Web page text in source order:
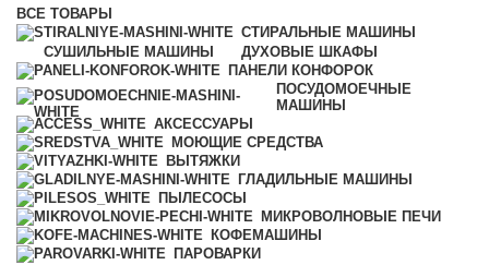
ВСЕ ТОВАРЫ
СТИРАЛЬНЫЕ МАШИНЫ
СУШИЛЬНЫЕ МАШИНЫ
ДУХОВЫЕ ШКАФЫ
ПАНЕЛИ КОНФОРОК
ПОСУДОМОЕЧНЫЕ
МАШИНЫ
АКСЕССУАРЫ
МОЮЩИЕ СРЕДСТВА
ВЫТЯЖКИ
ГЛАДИЛЬНЫЕ МАШИНЫ
ПЫЛЕСОСЫ
МИКРОВОЛНОВЫЕ ПЕЧИ
КОФЕМАШИНЫ
ПАРОВАРКИ